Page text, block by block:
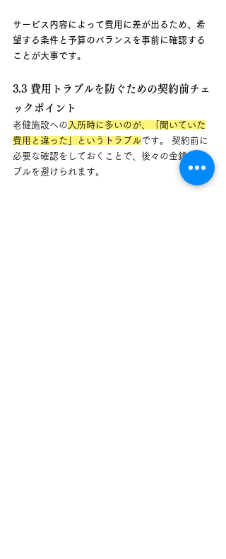
サービス内容によって費用に差が出るため、希
望する条件と予算のバランスを事前に確認する
ことが大事です。
3.3 費用トラブルを防ぐための契約前チェ
ックポイント
老健施設への 入所時に多いのが、「聞いていた
費用と違った」というトラブルです。 契約前に
必要な確認をしておくことで、後々の金銭トラ
ブルを避けられます。